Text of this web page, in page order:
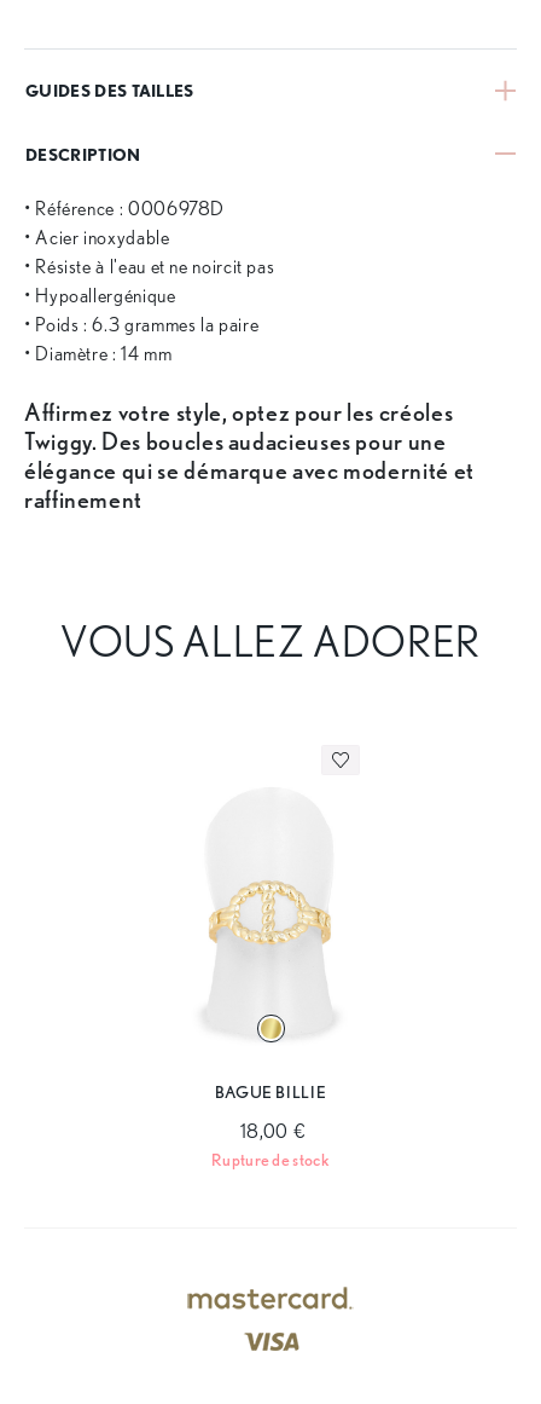
GUIDES DES TAILLES
DESCRIPTION
• Référence : 0006978D
• Acier inoxydable
• Résiste à l'eau et ne noircit pas
• Hypoallergénique
• Poids : 6.3 grammes la paire
• Diamètre : 14 mm
Affirmez votre style, optez pour les créoles
Twiggy. Des boucles audacieuses pour une
élégance qui se démarque avec modernité et
raffinement
VOUS ALLEZ ADORER
BAGUE BILLIE
18,00 €
Rupture de stock